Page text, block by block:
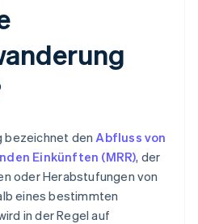
bezeichnet denAbfluss von
Einkünften (MRR), der
oder Herabstufungen von
eines bestimmten
in der Regel auf